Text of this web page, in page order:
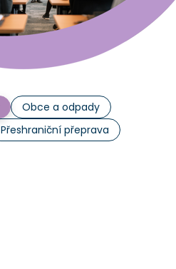
Obce a odpady
Přeshraniční přeprava